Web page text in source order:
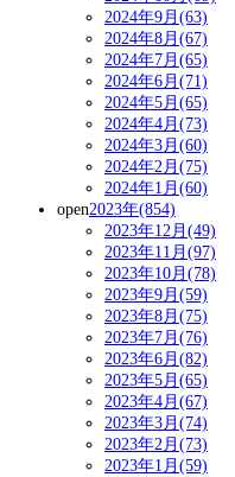
2024年9月(63)
2024年8月(67)
2024年7月(65)
2024年6月(71)
2024年5月(65)
2024年4月(73)
2024年3月(60)
2024年2月(75)
2024年1月(60)
open2023年(854)
2023年12月(49)
2023年11月(97)
2023年10月(78)
2023年9月(59)
2023年8月(75)
2023年7月(76)
2023年6月(82)
2023年5月(65)
2023年4月(67)
2023年3月(74)
2023年2月(73)
2023年1月(59)